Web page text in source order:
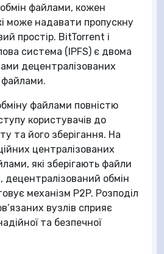
файлами, кожен
може надавати пропускну
простір. BitTorrent і
система (IPFS) є двома
децентралізованих
файлами.
файлами повністю
користувачів до
та його зберігання. На
централізованих
які зберігають файли
децентралізований обмін
механізм P2P. Розподіл
вузлів сприяє
та безпечної